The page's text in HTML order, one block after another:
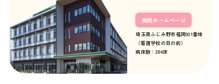
病院ホームページ
埼玉県ふじみ野市福岡931番地
（看護学校の目の前）
病床数：284床